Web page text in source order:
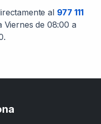
al 977 111
Viernes de 08:00 a